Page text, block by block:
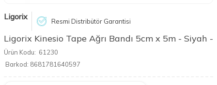
Ligorix Resmi Distribütör Garantisi
Ligorix Kinesio Tape Ağrı Bandı 5cm x 5m - Siyah -
Ürün Kodu: 61230
Barkod: 8681781640597